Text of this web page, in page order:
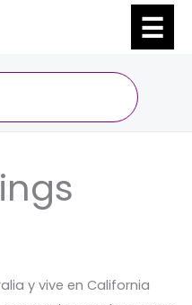
y vive en California